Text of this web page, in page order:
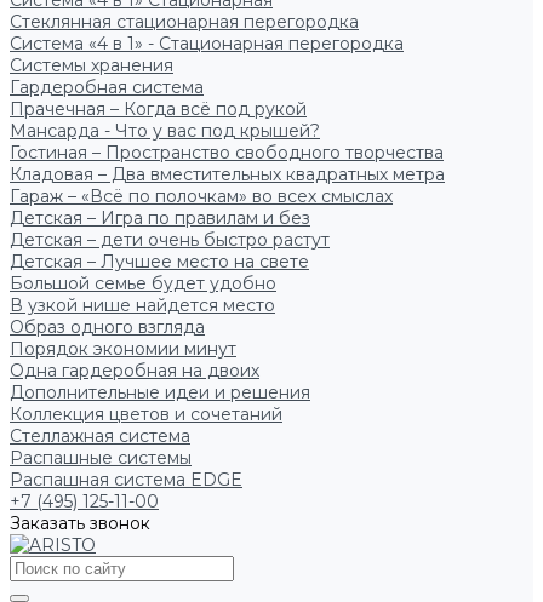
Стеклянная стационарная перегородка
Система «4 в 1» - Стационарная перегородка
Системы хранения
Гардеробная система
Прачечная – Когда всё под рукой
Мансарда - Что у вас под крышей?
Гостиная – Пространство свободного творчества
Кладовая – Два вместительных квадратных метра
Гараж – «Всё по полочкам» во всех смыслах
Детская – Игра по правилам и без
Детская – дети очень быстро растут
Детская – Лучшее место на свете
Большой семье будет удобно
В узкой нише найдется место
Образ одного взгляда
Порядок экономии минут
Одна гардеробная на двоих
Дополнительные идеи и решения
Коллекция цветов и сочетаний
Стеллажная система
Распашные системы
Распашная система EDGE
+7 (495) 125-11-00
Заказать звонок